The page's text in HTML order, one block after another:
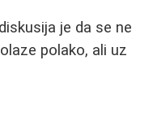
je da se ne
polako, ali uz